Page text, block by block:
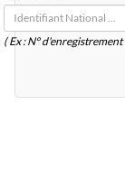
( Ex : N°